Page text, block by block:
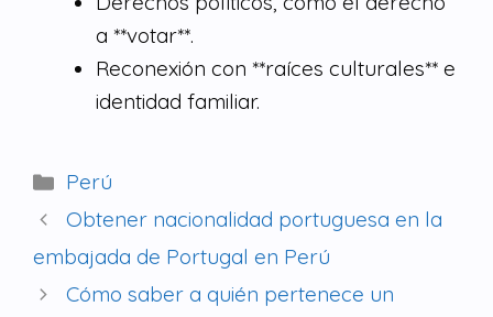
a **votar**.
Reconexión con **raíces culturales** e
identidad familiar.
Perú
Obtener nacionalidad portuguesa en la
embajada de Portugal en Perú
Cómo saber a quién pertenece un